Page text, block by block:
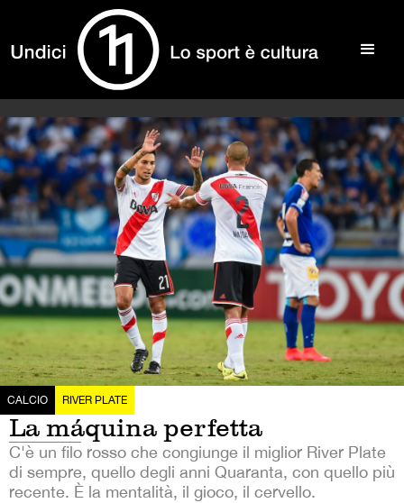
CALCIO RIVER PLATE
La máquina perfetta
C'è un filo rosso che congiunge il miglior River Plate
di sempre, quello degli anni Quaranta, con quello più
recente. È la mentalità, il gioco, il cervello.